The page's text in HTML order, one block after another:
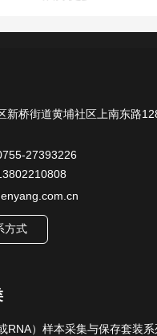
新桥街道黄埔社区上南东路
27393226
方式
RNA）样本采集与保存套装系